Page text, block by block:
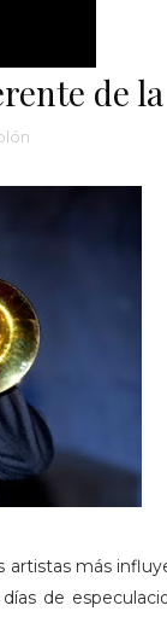
de
artistas más
de